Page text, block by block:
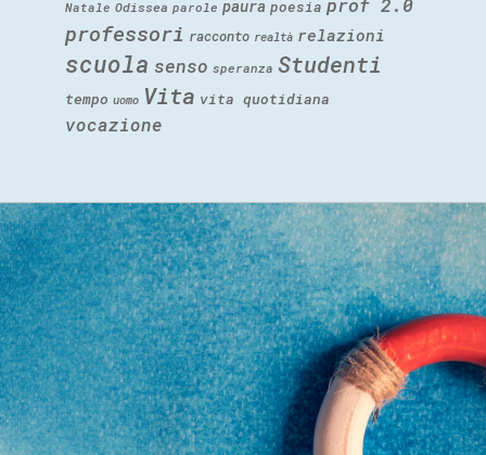
Natale Odissea parole paura poesia
professori racconto realtà relazioni
scuola senso speranza Studenti
tempo uomo Vita vita quotidiana
vocazione